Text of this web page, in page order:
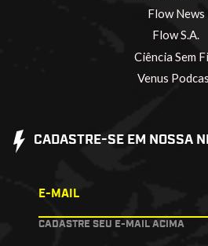
Flow News
Flow S.A.
Ciência Sem
Venus
CADASTRE-SE EM NOSSA
E-MAIL
CADASTRE SEU E-MAIL ACIMA